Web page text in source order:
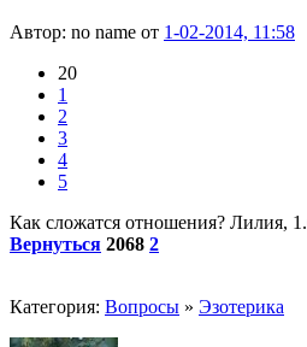
Автор: no name от 1-02-2014, 11:58
20
1
2
3
4
5
Как сложатся отношения? Лилия,
Вернуться 2068 2
Категория: Вопросы » Эзотерика